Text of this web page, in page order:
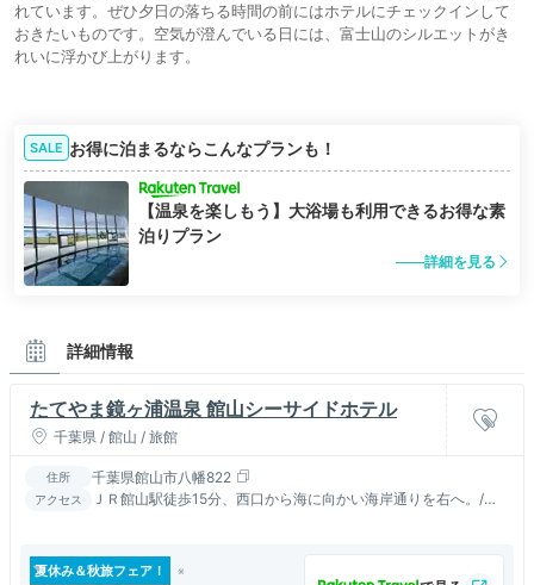
れています。ぜひ夕日の落ちる時間の前にはホテルにチェックインして
おきたいものです。空気が澄んでいる日には、富士山のシルエットがき
れいに浮かび上がります。
SALE お得に泊まるならこんなプランも！
【温泉を楽しもう】大浴場も利用できるお得な素
泊りプラン
詳細を見る
詳細情報
たてやま鏡ヶ浦温泉 館山シーサイドホテル
千葉県 / 館山 / 旅館
住所 千葉県館山市八幡822
アクセス
ＪＲ館山駅徒歩15分、西口から海に向かい海岸通りを右へ。/富
夏休み＆秋旅フェア！